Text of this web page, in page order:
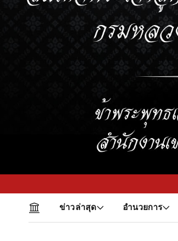
ข่าวล่าสุด อำนวยการ